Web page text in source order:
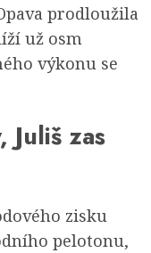
prodloužila
už osm
výkonu se
zas
zisku
pelotonu,